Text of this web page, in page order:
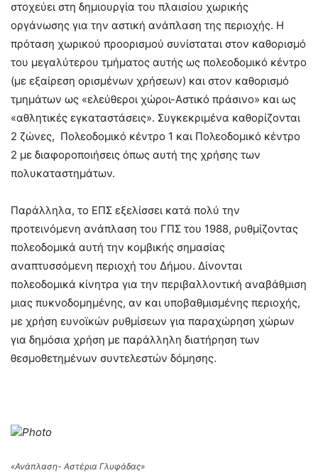
στοχεύει στη δημιουργία του πλαισίου χωρικής
οργάνωσης για την αστική ανάπλαση της περιοχής. Η
πρόταση χωρικού προορισμού συνίσταται στον καθορισμό
του μεγαλύτερου τμήματος αυτής ως πολεοδομικό κέντρο
(με εξαίρεση ορισμένων χρήσεων) και στον καθορισμό
τμημάτων ως «ελεύθεροι χώροι-Αστικό πράσινο» και ως
«αθλητικές εγκαταστάσεις». Συγκεκριμένα καθορίζονται
2 ζώνες, Πολεοδομικό κέντρο 1 και Πολεοδομικό κέντρο
2 με διαφοροποιήσεις όπως αυτή της χρήσης των
πολυκαταστημάτων.
Παράλληλα, το ΕΠΣ εξελίσσει κατά πολύ την
προτεινόμενη ανάπλαση του ΓΠΣ του 1988, ρυθμίζοντας
πολεοδομικά αυτή την κομβικής σημασίας
αναπτυσσόμενη περιοχή του Δήμου. Δίνονται
πολεοδομικά κίνητρα για την περιβαλλοντική αναβάθμιση
μιας πυκνοδομημένης, αν και υποβαθμισμένης περιοχής,
με χρήση ευνοϊκών ρυθμίσεων για παραχώρηση χώρων
για δημόσια χρήση με παράλληλη διατήρηση των
θεσμοθετημένων συντελεστών δόμησης.
Photo
«Ανάπλαση- Αστέρια Γλυφάδας»